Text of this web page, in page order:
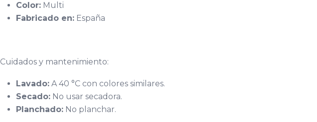
Color: Multi
Fabricado en: España
Cuidados y mantenimiento:
Lavado: A 40 °C con colores similares.
Secado: No usar secadora.
Planchado: No planchar.